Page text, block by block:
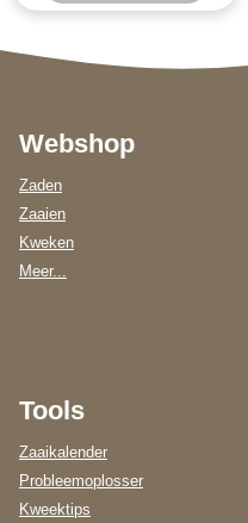
Webshop
Zaden
Zaaien
Kweken
Meer...
Tools
Zaaikalender
Probleemoplosser
Kweektips